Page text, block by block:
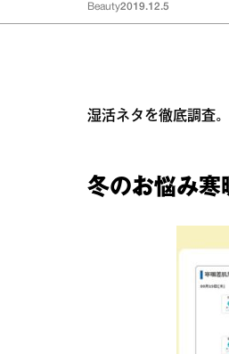
Beauty2019.12.5
湿活ネタを徹底調査
冬のお悩み寒